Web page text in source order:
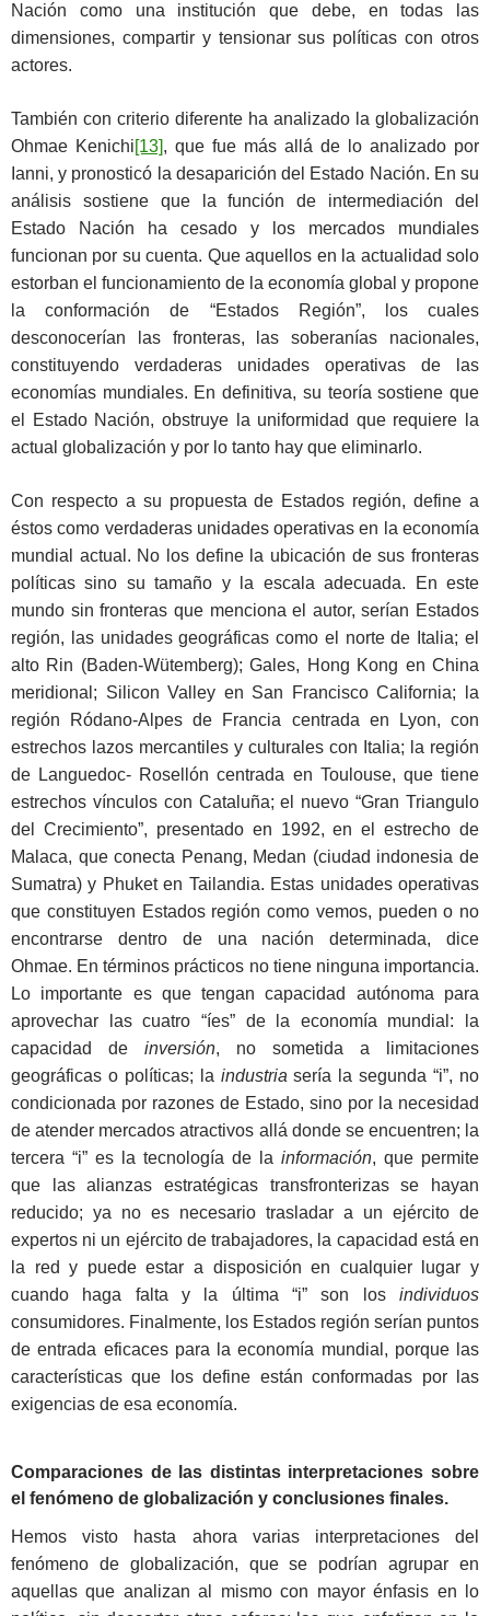
Nación como una institución que debe, en todas las
dimensiones, compartir y tensionar sus políticas con otros
actores.
También con criterio diferente ha analizado la globalización
Ohmae Kenichi[13], que fue más allá de lo analizado por
Ianni, y pronosticó la desaparición del Estado Nación. En su
análisis sostiene que la función de intermediación del
Estado Nación ha cesado y los mercados mundiales
funcionan por su cuenta. Que aquellos en la actualidad solo
estorban el funcionamiento de la economía global y propone
la conformación de “Estados Región”, los cuales
desconocerían las fronteras, las soberanías nacionales,
constituyendo verdaderas unidades operativas de las
economías mundiales. En definitiva, su teoría sostiene que
el Estado Nación, obstruye la uniformidad que requiere la
actual globalización y por lo tanto hay que eliminarlo.
Con respecto a su propuesta de Estados región, define a
éstos como verdaderas unidades operativas en la economía
mundial actual. No los define la ubicación de sus fronteras
políticas sino su tamaño y la escala adecuada. En este
mundo sin fronteras que menciona el autor, serían Estados
región, las unidades geográficas como el norte de Italia; el
alto Rin (Baden-Wütemberg); Gales, Hong Kong en China
meridional; Silicon Valley en San Francisco California; la
región Ródano-Alpes de Francia centrada en Lyon, con
estrechos lazos mercantiles y culturales con Italia; la región
de Languedoc- Rosellón centrada en Toulouse, que tiene
estrechos vínculos con Cataluña; el nuevo “Gran Triangulo
del Crecimiento”, presentado en 1992, en el estrecho de
Malaca, que conecta Penang, Medan (ciudad indonesia de
Sumatra) y Phuket en Tailandia. Estas unidades operativas
que constituyen Estados región como vemos, pueden o no
encontrarse dentro de una nación determinada, dice
Ohmae. En términos prácticos no tiene ninguna importancia.
Lo importante es que tengan capacidad autónoma para
aprovechar las cuatro “íes” de la economía mundial: la
capacidad de inversión, no sometida a limitaciones
geográficas o políticas; la industria sería la segunda “i”, no
condicionada por razones de Estado, sino por la necesidad
de atender mercados atractivos allá donde se encuentren; la
tercera “i” es la tecnología de la información, que permite
que las alianzas estratégicas transfronterizas se hayan
reducido; ya no es necesario trasladar a un ejército de
expertos ni un ejército de trabajadores, la capacidad está en
la red y puede estar a disposición en cualquier lugar y
cuando haga falta y la última “i” son los individuos
consumidores. Finalmente, los Estados región serían puntos
de entrada eficaces para la economía mundial, porque las
características que los define están conformadas por las
exigencias de esa economía.
Comparaciones de las distintas interpretaciones sobre
el fenómeno de globalización y conclusiones finales.
Hemos visto hasta ahora varias interpretaciones del
fenómeno de globalización, que se podrían agrupar en
aquellas que analizan al mismo con mayor énfasis en lo